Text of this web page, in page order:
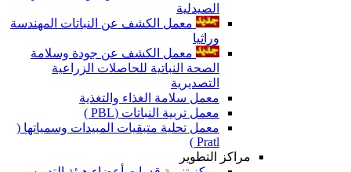
الصيدلية
معمل الكشف عن النباتات المهندسة
وراثيا
معمل الكشف عن جودة وسلامة
الصحة النباتية للحاصلات الزراعية
التصديرية
معمل سلامة الغذاء والتغذية
معمل تربية النباتات (PBL )
معمل تحلية متبقيات المبيدات وسمياتها (
Pratl )
مراكز التطوير